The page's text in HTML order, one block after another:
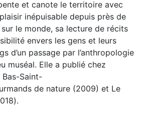
et canote le territoire avec
inépuisable depuis près de
le monde, sa lecture de récits
envers les gens et leurs
d’un passage par l’anthropologie
muséal. Elle a publié chez
Bas-Saint-
de nature (2009) et Le